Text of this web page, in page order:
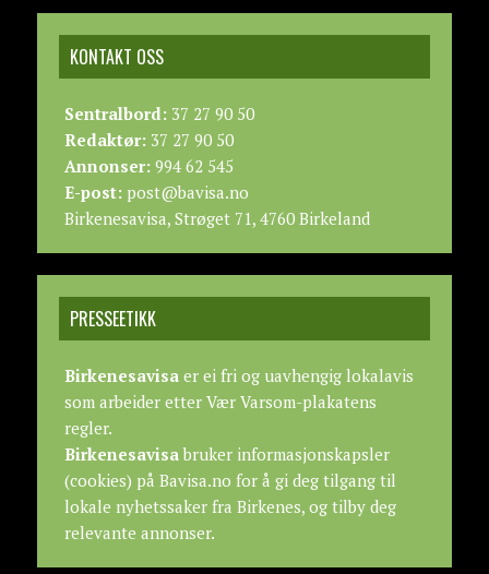
KONTAKT OSS
Sentralbord:37 27 90 50
Redaktør:37 27 90 50
Annonser:994 62 545
E-post:post@bavisa.no
Birkenesavisa, Strøget 71, 4760 Birkeland
PRESSEETIKK
Birkenesavisaer ei fri og uavhengig lokalavis
som arbeider etter Vær Varsom-plakatens
regler.
Birkenesavisabruker informasjonskapsler
(cookies) på Bavisa.no for å gi deg tilgang til
lokale nyhetssaker fra Birkenes, og tilby deg
relevante annonser.